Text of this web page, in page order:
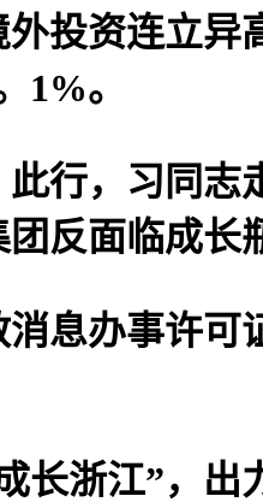
投资连立异
1%。
行，习同志
反面临成长
息办事许可
浙江”，出